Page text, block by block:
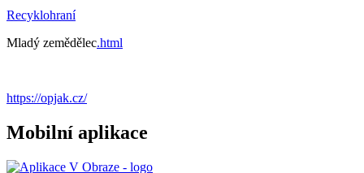
Recyklohraní
Mladý zemědělec.html
https://opjak.cz/
Mobilní aplikace